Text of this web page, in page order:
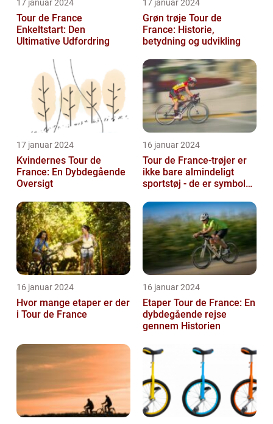
17 januar 2024
Tour de France
Enkeltstart: Den
Ultimative Udfordring
17 januar 2024
Grøn trøje Tour de
France: Historie,
betydning og udvikling
17 januar 2024
Kvindernes Tour de
France: En Dybdegående
Oversigt
16 januar 2024
Tour de France-trøjer er
ikke bare almindeligt
sportstøj - de er symboler
udholden...
16 januar 2024
Hvor mange etaper er der
i Tour de France
16 januar 2024
Etaper Tour de France: En
dybdegående rejse
gennem Historien